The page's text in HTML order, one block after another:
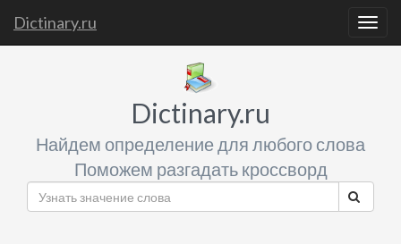
Dictinary.ru
Dictinary.ru
Найдем определение для любого слова
Поможем разгадать кроссворд